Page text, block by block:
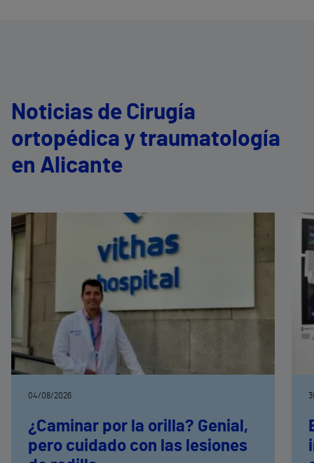
Noticias de Cirugía
ortopédica y traumatología
en Alicante
04/08/2026
¿Caminar por la orilla? Genial,
pero cuidado con las lesiones